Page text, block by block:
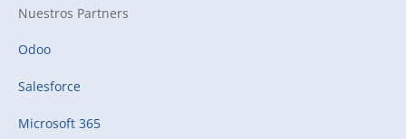
Nuestros Partners
Odoo
Salesforce
Microsoft 365